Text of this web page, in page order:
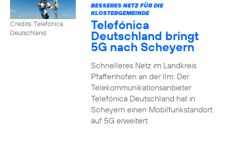
Credits: Telefónica
Deutschland
BESSERES NETZ FÜR DIE
KLOSTERGEMEINDE
Telefónica
Deutschland bringt
5G nach Scheyern
Schnelleres Netz im Landkreis
Pfaffenhofen an der Ilm: Der
Telekommunikationsanbieter
Telefónica Deutschland hat in
Scheyern einen Mobilfunkstandort
auf 5G erweitert